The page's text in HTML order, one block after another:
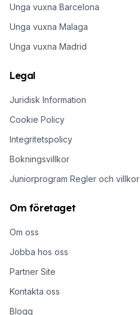
Unga vuxna Barcelona
Unga vuxna Malaga
Unga vuxna Madrid
Legal
Juridisk Information
Cookie Policy
Integritetspolicy
Bokningsvillkor
Juniorprogram Regler och villkor
Om företaget
Om oss
Jobba hos oss
Partner Site
Kontakta oss
Blogg